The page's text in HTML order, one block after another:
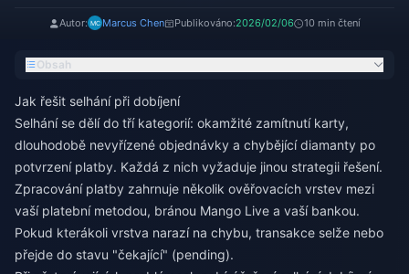
Autor: Marcus Chen Publikováno:2026/02/06 10 min čtení
Obsah
Jak řešit selhání při dobíjení
Selhání se dělí do tří kategorií: okamžité zamítnutí karty,
dlouhodobě nevyřízené objednávky a chybějící diamanty po
potvrzení platby. Každá z nich vyžaduje jinou strategii řešení.
Zpracování platby zahrnuje několik ověřovacích vrstev mezi
vaší platební metodou, bránou Mango Live a vaší bankou.
Pokud kterákoli vrstva narazí na chybu, transakce selže nebo
přejde do stavu "čekající" (pending).